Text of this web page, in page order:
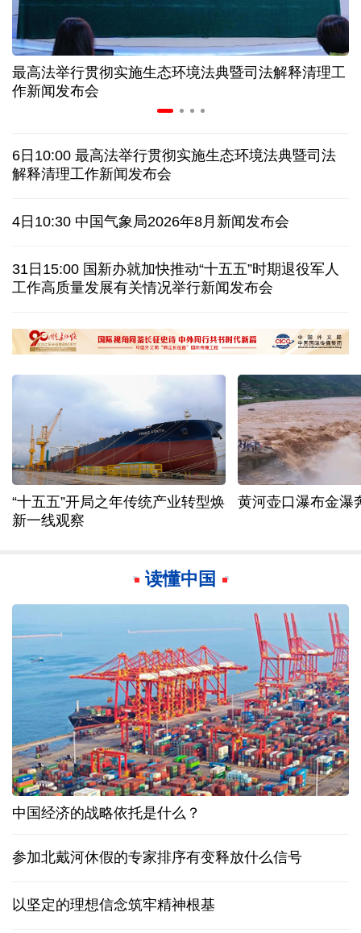
7月份中国仓储指数保持扩张 行业运行韧性较强
金价大反弹！黄金以旧换新业务火热，记者探访
泰国发生校园枪击案 致7人死亡 17人伤 凶手疑自杀
特朗普再签行政令 禁止“生育旅游”收紧“出生公民权”
伊朗拟禁止敌对方通行霍尔木兹海峡 对违规者重罚
休达地方政府说非法移民越境事件已致约百人死亡
中国气象局2026年8月新闻发布会
6日10:00 最高法举行贯彻实施生态环境法典暨司法
解释清理工作新闻发布会
4日10:30 中国气象局2026年8月新闻发布会
31日15:00 国新办就加快推动“十五五”时期退役军人
工作高质量发展有关情况举行新闻发布会
黄河壶口瀑布金瀑奔涌 在雄安，看见“城
读懂中国
中国经济的战略依托是什么？
参加北戴河休假的专家排序有变释放什么信号
以坚定的理想信念筑牢精神根基